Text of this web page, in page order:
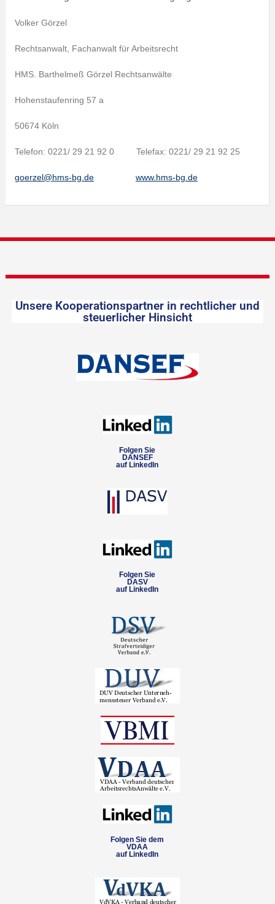
Volker Görzel
Rechtsanwalt, Fachanwalt für Arbeitsrecht
HMS. Barthelmeß Görzel Rechtsanwälte
Hohenstaufenring 57 a
50674 Köln
Telefon: 0221/ 29 21 92 0 Telefax: 0221/ 29 21 92 25
goerzel@hms-bg.de www.hms-bg.de
Unsere Kooperationspartner in rechtlicher und
steuerlicher Hinsicht
Folgen Sie
DANSEF
auf LinkedIn
Folgen Sie
DASV
auf LinkedIn
Folgen Sie dem
VDAA
auf LinkedIn